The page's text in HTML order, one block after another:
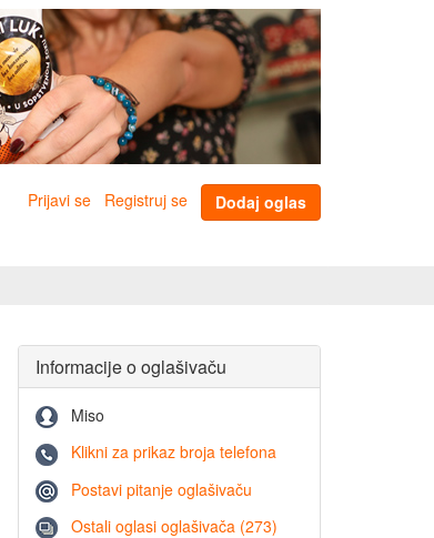
Prijavi se Registruj se Dodaj oglas
Informacije o oglašivaču
Miso
Klikni za prikaz broja telefona
Postavi pitanje oglašivaču
Ostali oglasi oglašivača (273)